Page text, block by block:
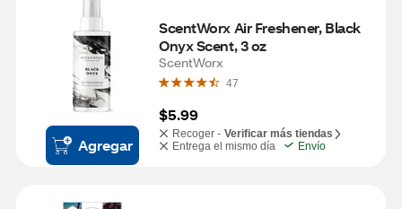
Agregar
ScentWorx Air Freshener, Black
Onyx Scent, 3 oz
ScentWorx
47
$5.99
Recoger - Verificar más tiendas
Entrega el mismo día
Envío